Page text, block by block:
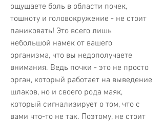
ощущаете боль в области почек,
тошноту и головокружение - не стоит
паниковать! Это всего лишь
небольшой намек от вашего
организма, что вы недополучаете
внимания. Ведь почки - это не просто
орган, который работает на выведение
шлаков, но и своего рода маяк,
который сигнализирует о том, что с
вами что-то не так. Поэтому, не стоит